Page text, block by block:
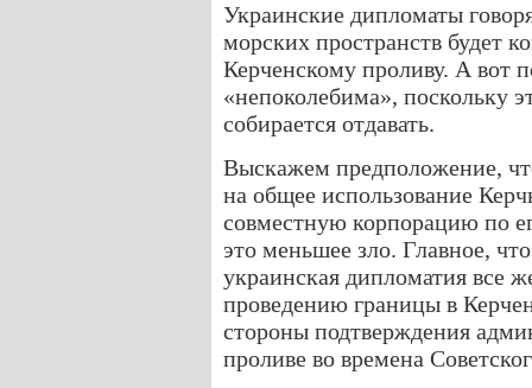
Украинские дипломаты
морских пространств будет
Керченскому проливу. А вот
«непоколебима», поскольку
собирается отдавать.
Выскажем предположение,
на общее использование
совместную корпорацию по
это меньшее зло. Главное,
украинская дипломатия все
проведению границы в
стороны подтверждения
проливе во времена